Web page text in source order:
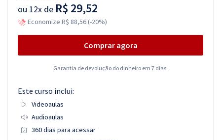
ou 12x de R$ 29,52
Economize R$ 88,56 (-20%)
Comprar agora
Garantia de devolução do dinheiro em 7 dias.
Este curso inclui:
Videoaulas
Audioaulas
360 dias para acessar